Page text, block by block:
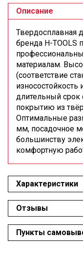
Описание
Твердосплавная
бренда H-TOOLS
материалам.
(соответствие
длительный срок
покрытию из
Оптимальные
мм, посадочное
большинству
комфортную
Характеристики
Отзывы
Пункты